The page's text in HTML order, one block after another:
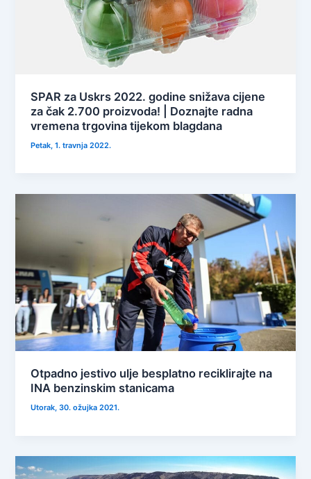
SPAR za Uskrs 2022. godine snižava cijene
za čak 2.700 proizvoda! | Doznajte radna
vremena trgovina tijekom blagdana
Petak, 1. travnja 2022.
Otpadno jestivo ulje besplatno reciklirajte na
INA benzinskim stanicama
Utorak, 30. ožujka 2021.